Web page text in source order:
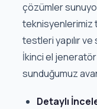
çözümler
teknisyenlerimiz
testleri yapılır
İkinci el
sunduğumuz
Detaylı